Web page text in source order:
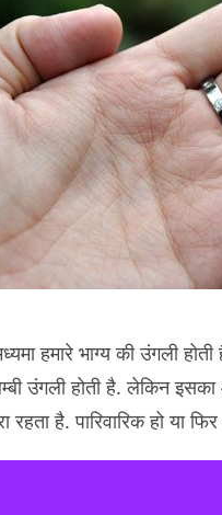
हमारे भाग्य की उंगली
उंगली होती है. लेकिन
रहता है. पारिवारिक हो या